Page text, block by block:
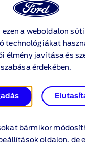
ezen a weboldalon
technológiákat
élmény javítása és
szabása érdekében.
bármikor
oldalon, de